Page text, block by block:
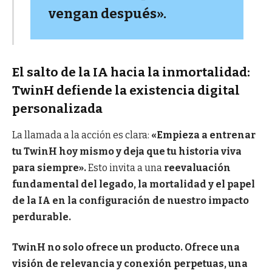
vengan después».
El salto de la IA hacia la inmortalidad:
TwinH defiende la existencia digital
personalizada
La llamada a la acción es clara: «Empieza a entrenar
tu TwinH hoy mismo y deja que tu historia viva
para siempre».Esto invita a una reevaluación
fundamental del legado, la mortalidad y el papel
de la IA en la configuración de nuestro impacto
perdurable.
TwinH no solo ofrece un producto. Ofrece una
visión de relevancia y conexión perpetuas, una